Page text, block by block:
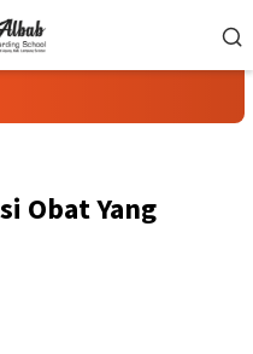
Obat Yang